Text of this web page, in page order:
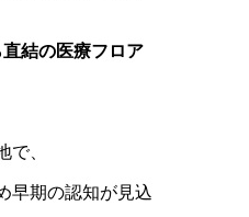
結の医療フロア
で、
早期の認知が見込